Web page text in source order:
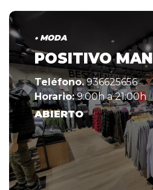
• MODA
POSITIVO MAN
Teléfono.936625656
Horario:9:00h a 21:00h
ABIERTO